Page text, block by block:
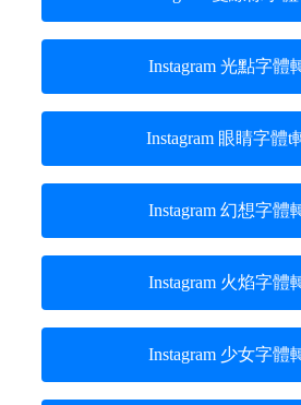
Instagram 光點字體
Instagram 眼睛字體t
Instagram 幻想字體
Instagram 火焰字體
Instagram 少女字體